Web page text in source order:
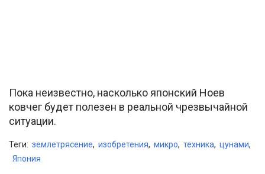
Пока неизвестно, насколько японский Ноев
ковчег будет полезен в реальной чрезвычайной
ситуации.
Теги: землетрясение, изобретения, микро, техника, цунами,
Япония